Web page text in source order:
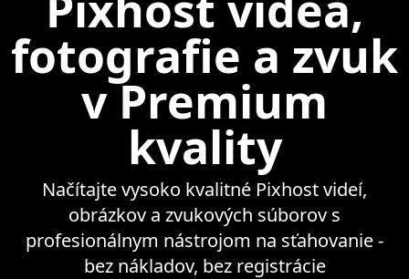
fotografie a zvuk
v Premium
kvality
Načítajte vysoko kvalitné Pixhost videí,
obrázkov a zvukových súborov s
profesionálnym nástrojom na sťahovanie -
bez nákladov, bez registrácie